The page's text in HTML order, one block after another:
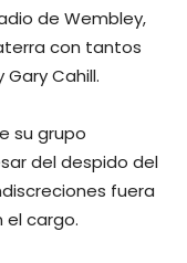
de Wembley,
con tantos
Gary Cahill.
su grupo
del despido del
fuera
el cargo.